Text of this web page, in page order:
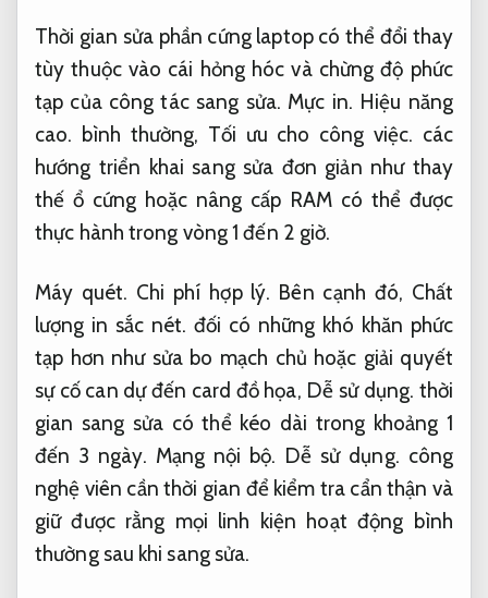
Thời gian sửa phần cứng laptop có thể đổi thay
tùy thuộc vào cái hỏng hóc và chừng độ phức
tạp của công tác sang sửa. Mực in. Hiệu năng
cao. bình thường, Tối ưu cho công việc. các
hướng triển khai sang sửa đơn giản như thay
thế ổ cứng hoặc nâng cấp RAM có thể được
thực hành trong vòng 1 đến 2 giờ.
Máy quét. Chi phí hợp lý. Bên cạnh đó, Chất
lượng in sắc nét. đối có những khó khăn phức
tạp hơn như sửa bo mạch chủ hoặc giải quyết
sự cố can dự đến card đồ họa, Dễ sử dụng. thời
gian sang sửa có thể kéo dài trong khoảng 1
đến 3 ngày. Mạng nội bộ. Dễ sử dụng. công
nghệ viên cần thời gian để kiểm tra cẩn thận và
giữ được rằng mọi linh kiện hoạt động bình
thường sau khi sang sửa.